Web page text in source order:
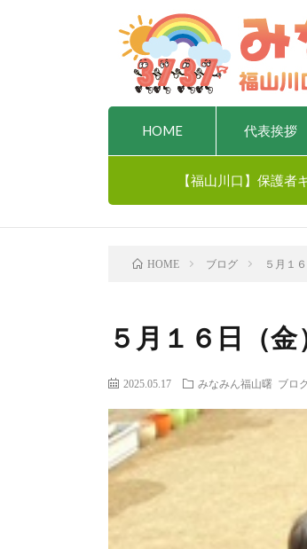
HOME 代表挨拶
【福山川口】保護者
HOME ブログ ５月１
５月１６日（
2025.05.17 みなみん福山曙 ブロ